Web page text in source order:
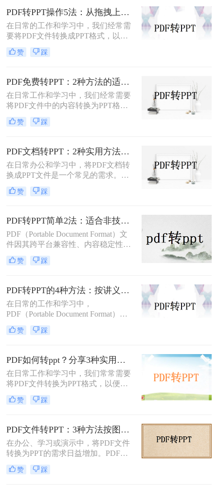
PDF转PPT操作5法：从拖拽上传到批量转换的完整步骤！
在日常的工作和学习中，我们经常需
要将PDF文件转换成PPT格式，以便
进行编辑、展示和分享。那么PDF怎
么转换成PPT呢？本文将介绍五种将
赞 踩
PDF免费转PPT：2种方法的适用场景和操作差异！
在日常工作和学习中，我们经常需要
将PDF文件中的内容转换为PPT格
式，以便于演示和分享。那么PDF如
何转化为PPT免费呢？以下是两种免
PPT的转换。
赞 踩
PDF文档转PPT：2种实用方法的关键参数和输出对比！
在日常办公和学习中，将PDF文档转
换成PPT文件是一个常见的需求。
PDF文件因其跨平台性和格式稳定性
而广受欢迎，但在某些情况下，我们
以便进行演示、分享或编辑。那么pdf
文档如何转化成ppt呢？本文将介绍两
种将PDF文档转化成PPT的实用方
法。
赞 踩
PDF转PPT简单2法：适合非技术用户的快速操作流程！
PDF（Portable Document Format）文
件因其跨平台兼容性、内容稳定性和
不易被篡改的特性，在文档分享、存
档和打印中得到了广泛应用。然而，
PPT（PowerPoint）格式，以便进行演
示、编辑或团队协作。那么PDF怎么
转换成PPT呢？本文将介绍两种将
PDF转换成PPT的方法。
赞 踩
PDF转PPT的4种方法：按讲义、合同、报告3种文件类型选！
在日常的工作和学习中，
PDF（Portable Document Format）因
其格式稳定、跨平台兼容等优点而广
泛应用。然而，在某些场合下，我们
PPT（PowerPoint）格式，以便进行演
示或编辑。虽然PDF到PPT的转换可
能不如其他格式转换那样直接，但通
过一些方法和工具，我们仍然可以实
现这一目的。本文将详细介绍怎么把
pdf转换成ppt的几种方法，以及相关
赞 踩
PDF如何转ppt？分享3种实用的压缩方法！
在日常工作和学习中，我们常常需要
将PDF文件转换为PPT格式，以便进
行演示或进一步编辑。PDF文件以其
固定格式和跨平台的优势而广受欢
辑功能和动态展示效果。那么PDF如
何转PPT呢？本文将介绍三种将PDF
转换为PPT的方法，帮助您轻松完成
这一任务。
赞 踩
PDF文件转PPT：3种方法按图文复杂度的转换精度排名！
在办公、学习或演示中，将PDF文件
转换为PPT的需求日益增加。PDF格
式虽然适合文档共享，但若需编辑或
重新排版内容，转换为PPT会更灵
赞 踩